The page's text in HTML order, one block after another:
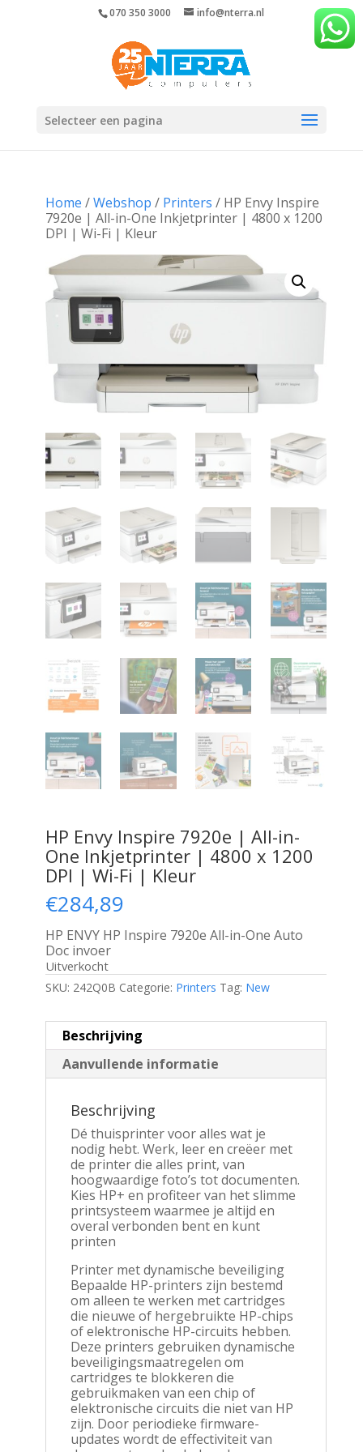
070 350 3000 info@nterra.nl
Selecteer een pagina
Home /Webshop / Printers / HP Envy Inspire
7920e | All-in-One Inkjetprinter | 4800 x 1200
DPI | Wi-Fi | Kleur
HP Envy Inspire 7920e | All-in-
One Inkjetprinter | 4800 x 1200
DPI | Wi-Fi | Kleur
€284,89
HP ENVY HP Inspire 7920e All-in-One Auto
Doc invoer
Uitverkocht
SKU: 242Q0B Categorie: Printers Tag: New
Beschrijving
Aanvullende informatie
Beschrijving
Dé thuisprinter voor alles wat je
nodig hebt. Werk, leer en creëer met
de printer die alles print, van
hoogwaardige foto’s tot documenten.
Kies HP+ en profiteer van het slimme
printsysteem waarmee je altijd en
overal verbonden bent en kunt
printen
Printer met dynamische beveiliging
Bepaalde HP-printers zijn bestemd
om alleen te werken met cartridges
die nieuwe of hergebruikte HP-chips
of elektronische HP-circuits hebben.
Deze printers gebruiken dynamische
beveiligingsmaatregelen om
cartridges te blokkeren die
gebruikmaken van een chip of
elektronische circuits die niet van HP
zijn. Door periodieke firmware-
updates wordt de effectiviteit van